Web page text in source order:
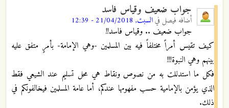
جواب ضعيف وقياس فاسد
أضافه فيصلفيالسبت, 21/04/2018 - 12:39
جواب ضعيف .. وقياس فاسد!!
كيف تقيس أمراً مختلفاً فيه بين المسلمين -وهي الإمامة- بأمرٍ متفق عليه
بينهم وهي النبوة!!!
فكل ما استدللت به من نصوص ونقاط هي محل تسليم عند الشيعي فقط
الذي يؤمن بالإمامية حسب مفهومها عندكم، أما عامة المسلمين فيخالفونكم في
ذلك.